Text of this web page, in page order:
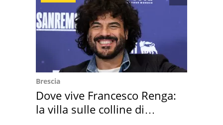
Brescia
Dove vive Francesco Renga:
la villa sulle colline di